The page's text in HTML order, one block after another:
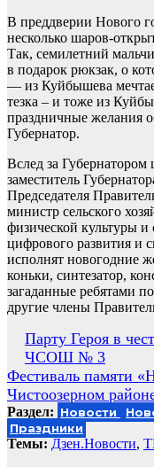
В преддверии Нового
несколько шаров-
Так, семилетний
в подарок рюкзак, о
— из Куйбышева
тезка – и тоже из
праздничные желания
Губернатор.
Вслед за
заместитель
Председателя
министр сельского
физической культуры
цифрового развития и
исполнят новогодние
коньки, синтезатор,
загаданные ребятами
другие члены
Навигация
по
записям
Парту Героя в
ЧСОШ № 3
Фестиваль памяти
Чистоозерном
Раздел: Новости
Праздники
Темы: Дзен.Новости,